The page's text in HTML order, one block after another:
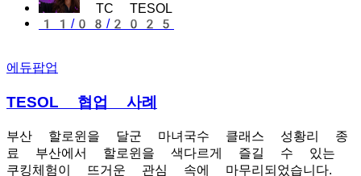
TC TESOL
11/08/2025
에듀팝업
TESOL 협업 사례
부산 할로윈을 달군 마녀국수 클래스 성황리 종
료 부산에서 할로윈을 색다르게 즐길 수 있는
쿠킹체험이 뜨거운 관심 속에 마무리되었습니다.